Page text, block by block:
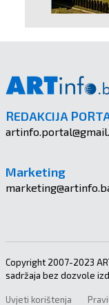
REDAKCIJA
Marketing
Copyright 2007-2023
sadržaja bez dozvole
Uvjeti korištenja